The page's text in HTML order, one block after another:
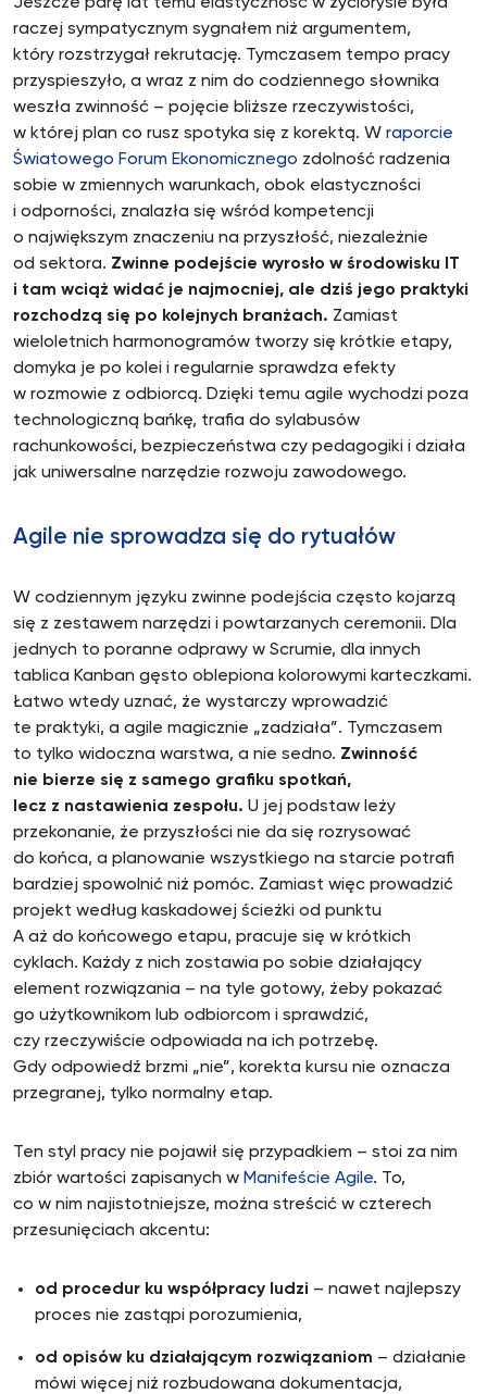
raczej sympatycznym sygnałem niż argumentem,
który rozstrzygał rekrutację. Tymczasem tempo pracy
przyspieszyło, a wraz z nim do codziennego słownika
weszła zwinność – pojęcie bliższe rzeczywistości,
w której plan co rusz spotyka się z korektą. W raporcie
Światowego Forum Ekonomicznego zdolność radzenia
sobie w zmiennych warunkach, obok elastyczności
i odporności, znalazła się wśród kompetencji
o największym znaczeniu na przyszłość, niezależnie
od sektora. Zwinne podejście wyrosło w środowisku IT
i tam wciąż widać je najmocniej, ale dziś jego praktyki
rozchodzą się po kolejnych branżach. Zamiast
wieloletnich harmonogramów tworzy się krótkie etapy,
domyka je po kolei i regularnie sprawdza efekty
w rozmowie z odbiorcą. Dzięki temu agile wychodzi poza
technologiczną bańkę, trafia do sylabusów
rachunkowości, bezpieczeństwa czy pedagogiki i działa
jak uniwersalne narzędzie rozwoju zawodowego.
Agile nie sprowadza się do rytuałów
W codziennym języku zwinne podejścia często kojarzą
się z zestawem narzędzi i powtarzanych ceremonii. Dla
jednych to poranne odprawy w Scrumie, dla innych
tablica Kanban gęsto oblepiona kolorowymi karteczkami.
Łatwo wtedy uznać, że wystarczy wprowadzić
te praktyki, a agile magicznie „zadziała”. Tymczasem
to tylko widoczna warstwa, a nie sedno. Zwinność
nie bierze się z samego grafiku spotkań,
lecz z nastawienia zespołu. U jej podstaw leży
przekonanie, że przyszłości nie da się rozrysować
do końca, a planowanie wszystkiego na starcie potrafi
bardziej spowolnić niż pomóc. Zamiast więc prowadzić
projekt według kaskadowej ścieżki od punktu
A aż do końcowego etapu, pracuje się w krótkich
cyklach. Każdy z nich zostawia po sobie działający
element rozwiązania – na tyle gotowy, żeby pokazać
go użytkownikom lub odbiorcom i sprawdzić,
czy rzeczywiście odpowiada na ich potrzebę.
Gdy odpowiedź brzmi „nie”, korekta kursu nie oznacza
przegranej, tylko normalny etap.
Ten styl pracy nie pojawił się przypadkiem – stoi za nim
zbiór wartości zapisanych w Manifeście Agile. To,
co w nim najistotniejsze, można streścić w czterech
przesunięciach akcentu:
od procedur ku współpracy ludzi – nawet najlepszy
proces nie zastąpi porozumienia,
od opisów ku działającym rozwiązaniom – działanie
mówi więcej niż rozbudowana dokumentacja,